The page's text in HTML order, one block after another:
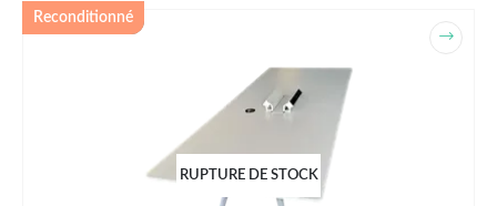
Reconditionné
RUPTURE DE STOCK